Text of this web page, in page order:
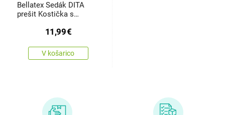
Bellatex Sedák DITA
prešit Kostička s
11,99€
V košarico